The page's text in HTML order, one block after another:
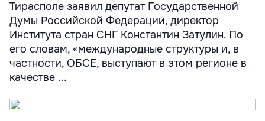
Тирасполе заявил депутат Государственной
Думы Российской Федерации, директор
Института стран СНГ Константин Затулин. По
его словам, «международные структуры и, в
частности, ОБСЕ, выступают в этом регионе в
качестве ...